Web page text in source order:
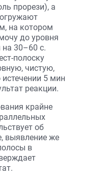
прорези), а
на котором
до уровня
на 30–60 с.
полоску
чистую,
5 мин
реакции.
крайне
об
выявление же
в